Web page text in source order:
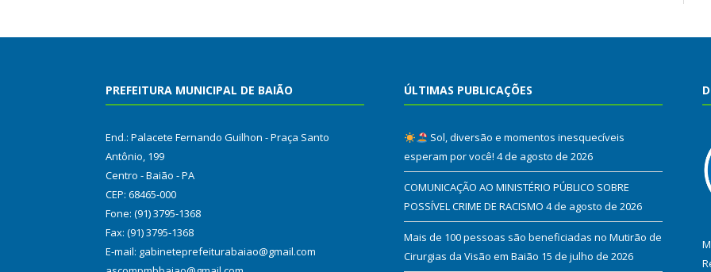
PREFEITURA MUNICIPAL DE BAIÃO
End.: Palacete Fernando Guilhon - Praça Santo
Antônio, 199
Centro - Baião - PA
CEP: 68465-000
Fone: (91) 3795-1368
Fax: (91) 3795-1368
E-mail: gabineteprefeiturabaiao@gmail.com
ÚLTIMAS PUBLICAÇÕES
Sol, diversão e momentos inesquecíveis
esperam por você! 4 de agosto de 2026
COMUNICAÇÃO AO MINISTÉRIO PÚBLICO SOBRE
POSSÍVEL CRIME DE RACISMO 4 de agosto de 2026
Mais de 100 pessoas são beneficiadas no Mutirão de
Cirurgias da Visão em Baião 15 de julho de 2026